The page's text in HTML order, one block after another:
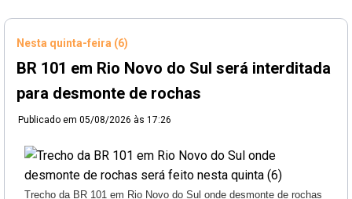
Nesta quinta-feira (6)
BR 101 em Rio Novo do Sul será interditada
para desmonte de rochas
Publicado em 05/08/2026 às 17:26
Trecho da BR 101 em Rio Novo do Sul onde desmonte de rochas